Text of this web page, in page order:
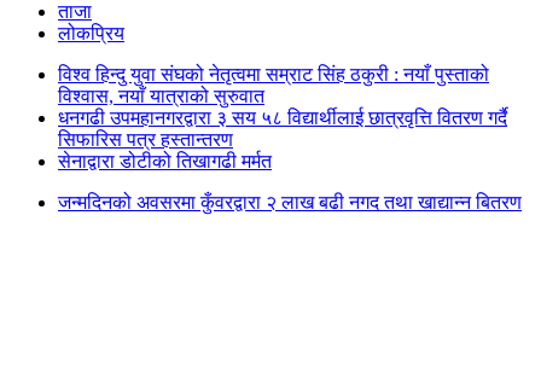
ताजा
लोकप्रिय
विश्व हिन्दु युवा संघको नेतृत्वमा सम्राट सिंह ठकुरी : नयाँ पुस्ताको
विश्वास, नयाँ यात्राको सुरुवात
धनगढी उपमहानगरद्वारा ३ सय ५८ विद्यार्थीलाई छात्रवृत्ति वितरण गर्दै
सिफारिस पत्र हस्तान्तरण
सेनाद्वारा डोटीको तिखागढी मर्मत
जन्मदिनको अवसरमा कुँवरद्वारा २ लाख बढी नगद तथा खाद्यान्न बितरण